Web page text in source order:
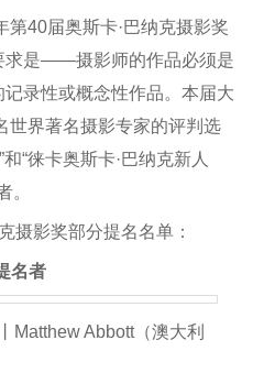
40届奥斯卡·巴纳克摄影奖
求是——摄影师的作品必须是
录性或概念性作品。本届大
世界著名摄影专家的评判选
“徕卡奥斯卡·巴纳克新人
。
摄影奖部分提名名单：
名者
Matthew Abbott（澳大利